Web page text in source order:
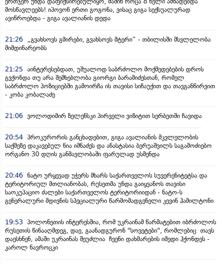
მოსწავლეებს! იპოვონ ერთი გოგონა, ვისაც გიგა სექსუალურად
ავიწროებდა - გიგა ავალიანის დედა
21:26
„გვახსოვს გმირები, გვახსოვს მტერი” - თბილისში მსვლელობა
მიმდინარეობს
21:25 აინტერესებდათ, უშუალოდ საბრძოლო მოქმედებების დროს
გვქონდა თუ არა შემხებლობა გიორგი ბარამიძესთან, რომელ
საბრძოლო პოზიციებში გამოირჩა ის თავისი სიჩაუქით და თავგანწირვით
- კობა კობალაძე
21:06 ვოლოდიმირ ზელენსკი პირველი ვიზიტით სერბეთში ჩავიდა
20:54 პროკურორის განცხადებით, გიგა ავალიანის მკვლელობის
საქმეზე დაკავებულ ნია იმნაძეს და ანასტასია ბერუაშვილს საგამოძიებო
ორგანო 30 დღის განმავლობაში ფარულად უსმენდა
20:46 ნატო ურყევად უჭერს მხარს საქართველოს სუვერენიტეტსა და
ტერიტორიულ მთლიანობას, რუსეთმა უნდა გაიყვანოს თავისი
საოკუპაციო ძალები საქართველოს ტერიტორიიდან - ნატო-ს
გენერალური მდივნის სპეციალური წარმომადგენელი კევინ ჰამილტონი
19:53 პოლონეთის ინტერესშია, რომ უკრაინამ წარმატებით იბრძოლოს
რუსეთის წინააღმდეგ, დაე, გაანადგურონ "სოვეტები", რომლებიც თავს
დაესხნენ, ამაში უკრაინას შეუძლია ჩვენი დახმარების იმედი ჰქონდეს -
კაროლ ნავროცკი